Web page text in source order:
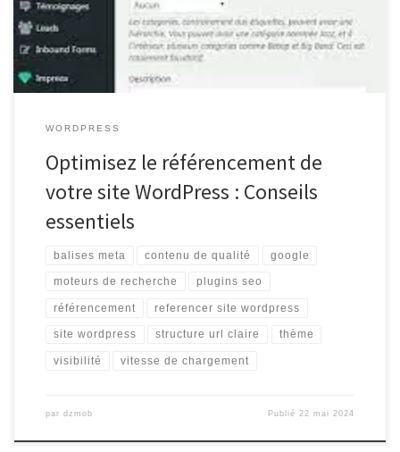
Choisissez un bon thème WordPress Un thème bien conçu et
optimisé pour le […]
WORDPRESS
Optimisez le référencement de
votre site WordPress : Conseils
essentiels
balises meta contenu de qualité google
moteurs de recherche plugins seo
référencement referencer site wordpress
site wordpress structure url claire thème
visibilité vitesse de chargement
par dzmob Publié 22 mai 2024